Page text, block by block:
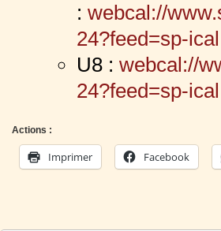
: webcal://
24?feed=sp-ical
U8 : webcal://
24?feed=sp-ical
Actions :
Imprimer Facebook